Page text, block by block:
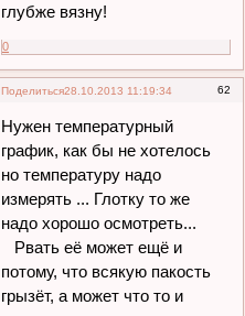
глубже вязну!
0
Поделиться 62
28.10.2013 11:19:34
Нужен температурный
график, как бы не хотелось
но температуру надо
измерять ... Глотку то же
надо хорошо осмотреть...
Рвать её может ещё и
потому, что всякую пакость
грызёт, а может что то и